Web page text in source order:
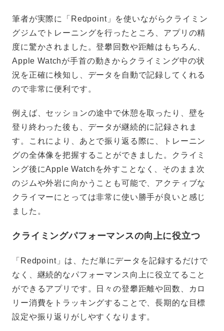
筆者が実際に「Redpoint」を使いながらクライミン
グジムでトレーニングを行ったところ、アプリの精
度に驚かされました。登攀回数や距離はもちろん、
Apple Watchが手首の動きからクライミング中の状
況を正確に検知し、データを自動で記録してくれる
ので非常に便利です。
例えば、セッションの途中で休憩を取ったり、壁を
登り終わった後も、データが継続的に記録されま
す。これにより、あとで振り返る際に、トレーニン
グの全体像を把握することができました。クライミ
ング後にApple Watchを外すことなく、そのまま次
のジムや外岩に向かうことも可能で、アクティブな
クライマーにとっては非常に使い勝手が良いと感じ
ました。
クライミングパフォーマンスの向上に役立つ
「Redpoint」は、ただ単にデータを記録するだけで
なく、継続的なパフォーマンス向上に役立てること
ができるアプリです。日々の登攀距離や回数、カロ
リー消費をトラッキングすることで、長期的な目標
設定や振り返りがしやすくなります。